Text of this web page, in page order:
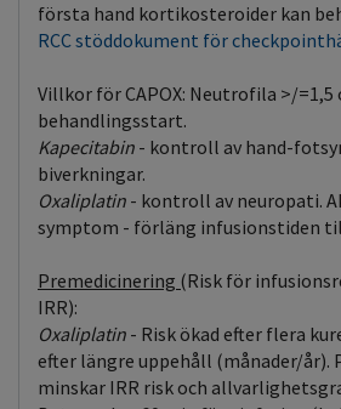
första hand kortikosteroider kan
RCC stöddokument för
Villkor för CAPOX: Neutrofila >/=1,5
behandlingsstart.
Kapecitabin - kontroll av hand-
biverkningar.
Oxaliplatin - kontroll av neuropati.
symptom - förläng infusionstiden
Premedicinering (Risk för
IRR):
Oxaliplatin - Risk ökad efter flera
efter längre uppehåll (månader/år).
minskar IRR risk och